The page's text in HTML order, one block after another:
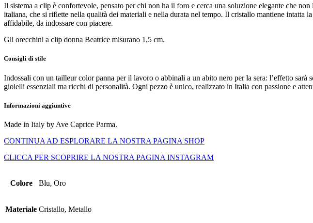
Il sistema a clip è confortevole, pensato per chi non ha il foro e cerca una soluzione elegante che
italiana, che si riflette nella qualità dei materiali e nella durata nel tempo. Il cristallo mantiene
affidabile, da indossare con piacere.
Gli orecchini a clip donna Beatrice misurano 1,5 cm.
Consigli di stile
Indossali con un tailleur color panna per il lavoro o abbinali a un abito nero per la sera: l’effetto
gioielli essenziali ma ricchi di personalità. Ogni pezzo è unico, realizzato in Italia con passione e
Informazioni aggiuntive
Made in Italy by Ave Caprice Parma.
CONTINUA AD ESPLORARE LA NOSTRA PAGINA SHOP
CLICCA PER SCOPRIRE LA NOSTRA PAGINA INSTAGRAM
Colore Blu, Oro
Materiale Cristallo, Metallo